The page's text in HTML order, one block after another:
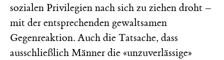
sozialen Privilegien nach sich zu ziehen droht –
mit der entsprechenden gewaltsamen
Gegenreaktion. Auch die Tatsache, dass
ausschließlich Männer die «unzuverlässige»